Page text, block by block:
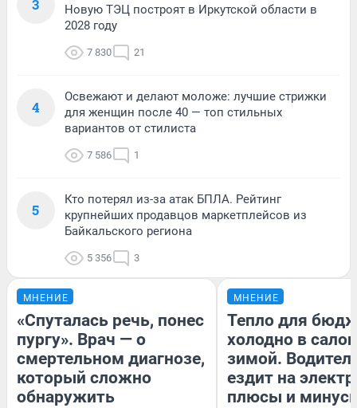
3
Новую ТЭЦ построят в Иркутской области в
2028 году
7 830 21
4
Освежают и делают моложе: лучшие стрижки
для женщин после 40 — топ стильных
вариантов от стилиста
7 586 1
5
Кто потерял из-за атак БПЛА. Рейтинг
крупнейших продавцов маркетплейсов из
Байкальского региона
5 356 3
МНЕНИЕ
«Спуталась речь, понес
пургу». Врач — о
смертельном диагнозе,
который сложно
обнаружить
МНЕНИЕ
Тепло для
холодно в
зимой.
ездит на
плюсы и